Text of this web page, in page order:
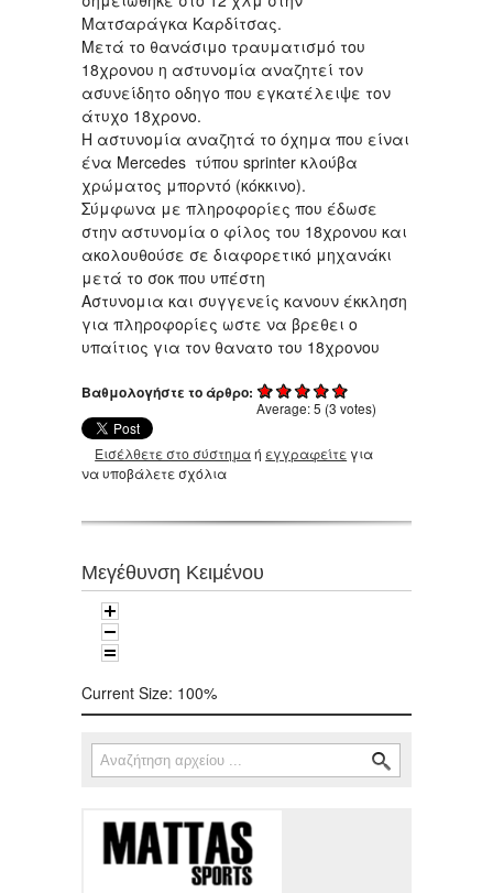
Ματσαράγκα Καρδίτσας.
Μετά το θανάσιμο τραυματισμό του
18χρονου η αστυνομία αναζητεί τον
ασυνείδητο οδηγο που εγκατέλειψε τον
άτυχο 18χρονο.
Η αστυνομία αναζητά το όχημα που είναι
ένα Mercedes τύπου sprinter κλούβα
χρώματος μπορντό (κόκκινο).
Σύμφωνα με πληροφορίες που έδωσε
στην αστυνομία ο φίλος του 18χρονου και
ακολουθούσε σε διαφορετικό μηχανάκι
μετά το σοκ που υπέστη
Αστυνομια και συγγενείς κανουν έκκληση
για πληροφορίες ωστε να βρεθει ο
υπαίτιος για τον θανατο του 18χρονου
Βαθμολογήστε το άρθρο:
Average:5 (3 votes)
Εισέλθετε στο σύστημαή εγγραφείτε για
να υποβάλετε σχόλια
Μεγέθυνση Κειμένου
Current Size: 100%
Φόρμα αναζήτησης
Αναζήτηση